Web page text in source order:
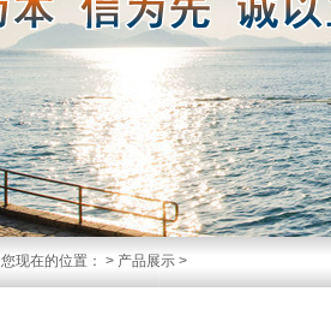
您现在的位置： > 产品展示 >